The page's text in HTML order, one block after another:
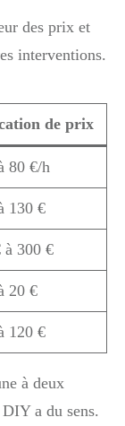
des prix et
interventions.
de prix
80 €/h
130 €
à 300 €
20 €
120 €
à deux
a du sens.